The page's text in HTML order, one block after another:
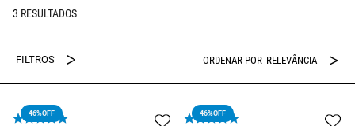
3
RELEVÂNCIA
46%OFF 46%OFF